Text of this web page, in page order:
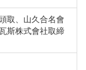
取、山久合名會
斯株式會社取締